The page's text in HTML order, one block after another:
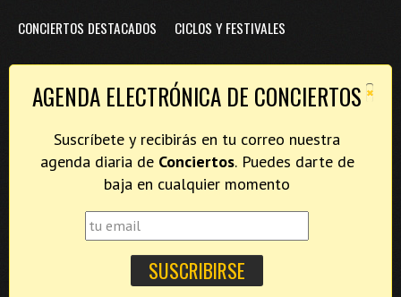
CONCIERTOS DESTACADOS CICLOS Y FESTIVALES
×
AGENDA ELECTRÓNICA DE CONCIERTOS
Suscríbete y recibirás en tu correo nuestra
agenda diaria de Conciertos. Puedes darte de
baja en cualquier momento